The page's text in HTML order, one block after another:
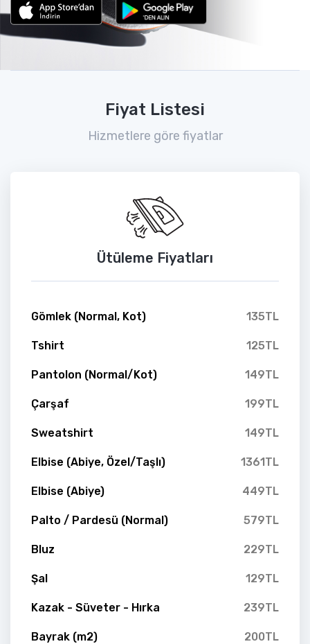
Fiyat Listesi
Hizmetlere göre fiyatlar
Ütüleme Fiyatları
Gömlek (Normal, Kot) 135TL
Tshirt 125TL
Pantolon (Normal/Kot) 149TL
Çarşaf 199TL
Sweatshirt 149TL
Elbise (Abiye, Özel/Taşlı) 1361TL
Elbise (Abiye) 449TL
Palto / Pardesü (Normal) 579TL
Bluz 229TL
Şal 129TL
Kazak - Süveter - Hırka 239TL
Bayrak (m2) 200TL